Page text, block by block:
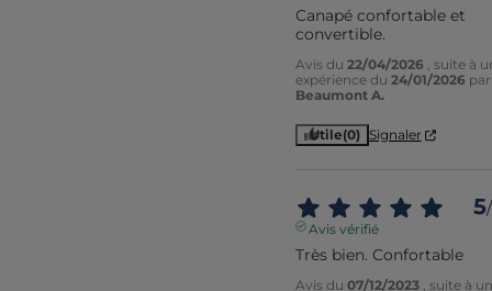
Canapé confortable et
convertible.
Avis du 22/04/2026 , suite à
expérience du 24/01/2026 par
Beaumont A.
Utile(0) Signaler
5/
Avis vérifié
Très bien. Confortable
Avis du 07/12/2023 , suite à